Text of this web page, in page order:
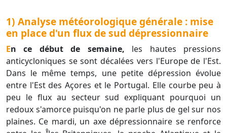
1) Analyse météorologique générale : mise
en place d'un flux de sud dépressionnaire
En ce début de semaine, les hautes pressions
anticycloniques se sont décalées vers l'Europe de l'Est.
Dans le même temps, une petite dépression évolue
entre l'Est des Açores et le Portugal. Elle courbe peu à
peu le flux au secteur sud expliquant pourquoi un
redoux s'amorce puisqu'on ne parle plus de gel sur nos
plaines. Ce mardi, un axe dépressionnaire se renforce